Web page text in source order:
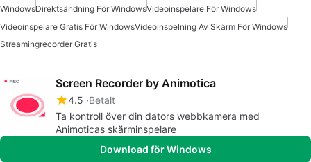
WindowsDirektsändning För WindowsVideoinspelare För Windows
Videoinspelare Gratis För WindowsVideoinspelning Av Skärm För Windows
Streamingrecorder Gratis
Screen Recorder by Animotica
4.5 Betalt
Ta kontroll över din dators webbkamera med
Animoticas skärminspelare
Download för Windows